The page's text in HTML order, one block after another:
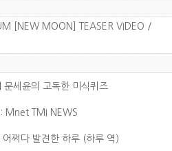
[NEW MOON] TEASER VIDEO /
문세윤의 고독한 미식퀴즈
Mnet TMI NEWS
쩌다 발견한 하루 (하루 역)